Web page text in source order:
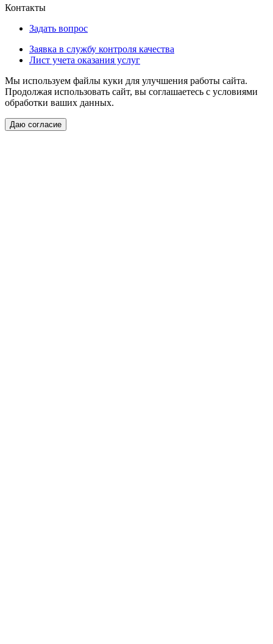
Контакты
Задать вопрос
Заявка в службу контроля качества
Лист учета оказания услуг
Мы используем файлы куки для улучшения работы сайта.
Продолжая использовать сайт, вы соглашаетесь с условиями
обработки ваших данных.
Даю согласие